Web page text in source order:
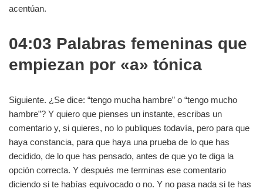
acentúan.
04:03 Palabras femeninas que
empiezan por «a» tónica
Siguiente. ¿Se dice: “tengo mucha hambre” o “tengo mucho
hambre”? Y quiero que pienses un instante, escribas un
comentario y, si quieres, no lo publiques todavía, pero para que
haya constancia, para que haya una prueba de lo que has
decidido, de lo que has pensado, antes de que yo te diga la
opción correcta. Y después me terminas ese comentario
diciendo si te habías equivocado o no. Y no pasa nada si te has